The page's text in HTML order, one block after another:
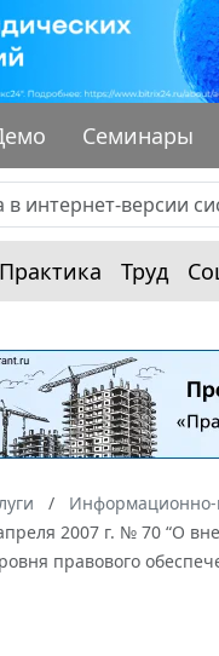
Семинары
Практика Труд
Информационно-
2007 г. № 70 “О
правового